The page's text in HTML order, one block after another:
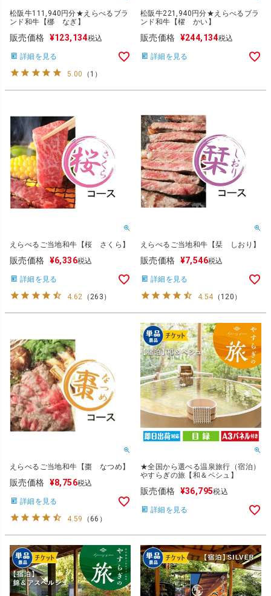
松阪牛111,940円分★えらべるブラ
ンド和牛【梛 なぎ】
販売価格 ¥123,134税込
詳細を見る
5.00 （ 1 ）
松阪牛221,940円分★えらべるブラ
ンド和牛【櫂 かい】
販売価格 ¥244,134税込
詳細を見る
えらべるご当地和牛【桜 さくら】
販売価格 ¥6,336税込
詳細を見る
4.62 （ 263 ）
えらべるご当地和牛【栞 しおり】
販売価格 ¥7,546税込
詳細を見る
4.54（ 120 ）
えらべるご当地和牛【棗 なつめ】
販売価格 ¥8,756税込
詳細を見る
4.59 （66 ）
★全国から選べる温泉旅行（宿泊）
やすらぎの旅【和＆ペシュ】
販売価格 ¥36,795税込
詳細を見る